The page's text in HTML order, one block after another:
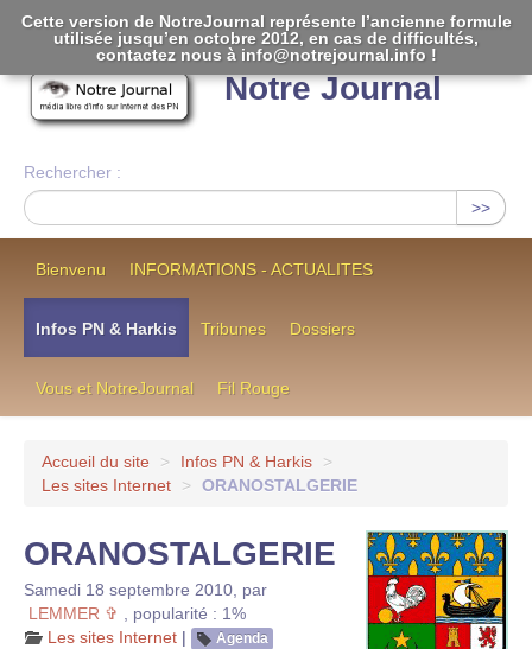
Notre Journal
Rechercher :
>>
Bienvenu INFORMATIONS - ACTUALITES
Infos PN & Harkis Tribunes Dossiers
Vous et NotreJournal Fil Rouge
Accueil du site > Infos PN & Harkis
>
Les sites Internet
> ORANOSTALGERIE
ORANOSTALGERIE
Samedi 18 septembre 2010 par
LEMMER ✞
popularité : 1%
Les sites Internet |
Agenda
Cette version de NotreJournal représente l’ancienne formule
utilisée jusqu’en octobre 2012, en cas de difficultés,
contactez nous à info@notrejournal.info !